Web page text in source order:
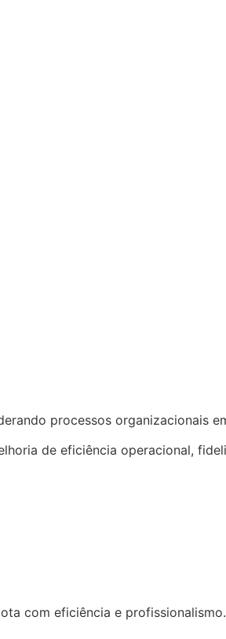
processos organizacionais
de eficiência operacional,
com eficiência e